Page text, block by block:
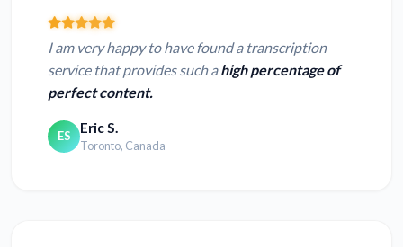
I am very happy to have found a transcription
service that provides such ahigh percentage of
perfect content.
ES Eric S.
Toronto, Canada